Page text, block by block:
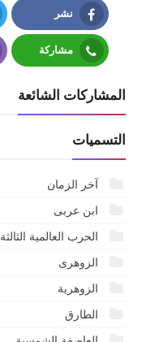
نشر
Facebook
مشاركة
المشاركات الشائعة
التسميات
آخر الزمان
ابن عربى
الحرب العالمية الثالثة
الزوهرى
الزوهرية
الطارق